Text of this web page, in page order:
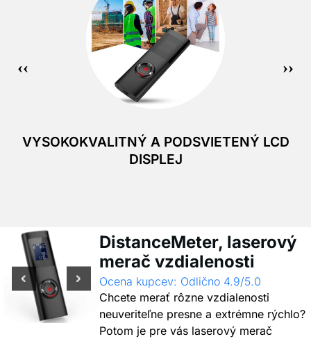
VYSOKOKVALITNÝ A PODSVIETENÝ LCD
DISPLEJ
DistanceMeter, laserový
merač vzdialenosti
Ocena kupcev: Odlično 4.9/5.0
Chcete merať rôzne vzdialenosti
neuveriteľne presne a extrémne rýchlo?
Potom je pre vás laserový merač